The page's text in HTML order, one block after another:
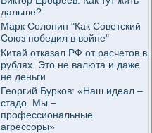
дальше?
Марк Солонин "Как Советский
Союз победил в войне"
Китай отказал РФ от расчетов в
рублях. Это не валюта и даже
не деньги
Георгий Бурков: «Наш идеал –
стадо. Мы –
профессиональные
агрессоры»